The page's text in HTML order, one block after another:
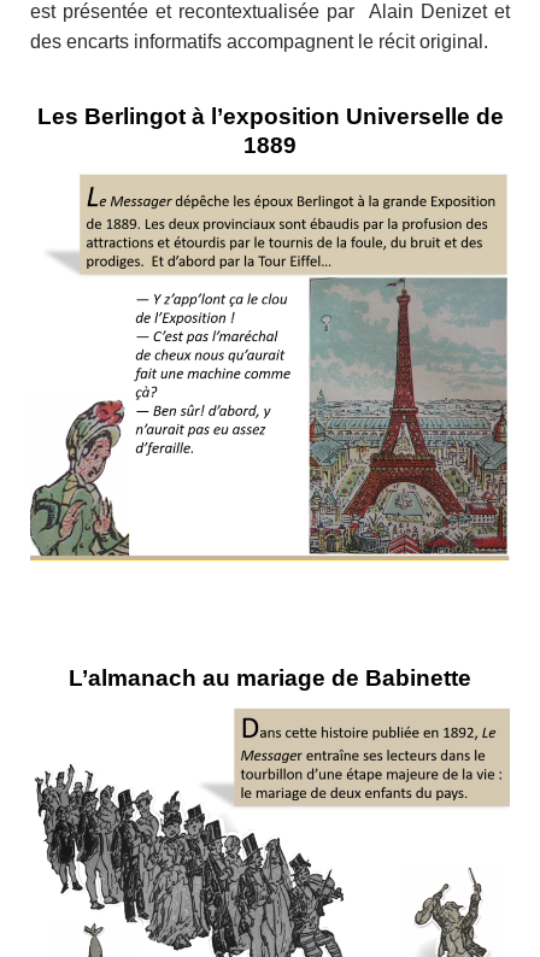
est présentée et recontextualisée par Alain Denizet et
des encarts informatifs accompagnent le récit original.
Les Berlingot à l’exposition Universelle de
1889
L’almanach au mariage de Babinette